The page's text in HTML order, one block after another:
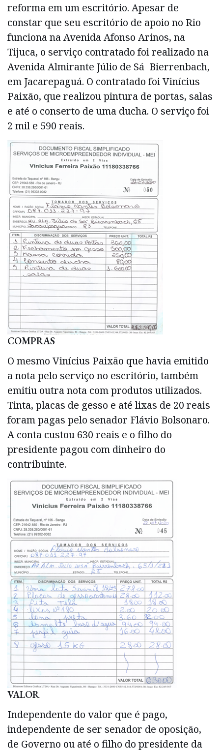
reforma em um escritório. Apesar de
constar que seu escritório de apoio no Rio
funciona na Avenida Afonso Arinos, na
Tijuca, o serviço contratado foi realizado na
Avenida Almirante Júlio de Sá Bierrenbach,
em Jacarepaguá. O contratado foi Vinícius
Paixão, que realizou pintura de portas, salas
e até o conserto de uma ducha. O serviço foi
2 mil e 590 reais.
COMPRAS
O mesmo Vinícius Paixão que havia emitido
a nota pelo serviço no escritório, também
emitiu outra nota com produtos utilizados.
Tinta, placas de gesso e até lixas de 20 reais
foram pagas pelo senador Flávio Bolsonaro.
A conta custou 630 reais e o filho do
presidente pagou com dinheiro do
contribuinte.
VALOR
Independente do valor que é pago,
independente de ser senador de oposição,
de Governo ou até o filho do presidente da